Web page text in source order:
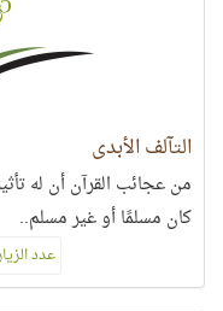
التآلف الأبدي
من عجائب القرآن أن له
كان مسلمًا أو غير مسلم..
عدد